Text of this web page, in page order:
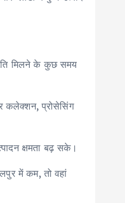
मिलने के कुछ समय
कलेक्शन, प्रोसेसिंग
क्षमता बढ़ सके।
में कम, तो वहां